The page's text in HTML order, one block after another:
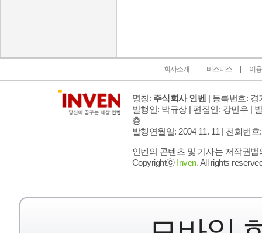
회사소개 비즈니스 이
명칭: 주식회사 인벤 | 등록번호: 경
발행인: 박규상 | 편집인: 강민우 |
층
발행연월일: 2004 11. 11 | 전화번호
인벤의 콘텐츠 및 기사는 저작권
Copyrightⓒ Inven.All rights